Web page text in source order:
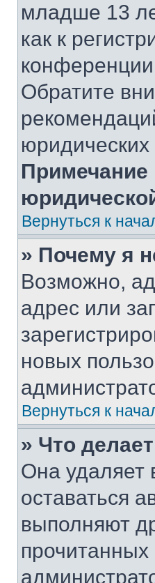
младше 13
как к
Обратите
Примечание
Вернуться к
» Почему я
Возможно,
адрес или
новых
Вернуться к
» Что
Она удаляет
оставаться
выполняют